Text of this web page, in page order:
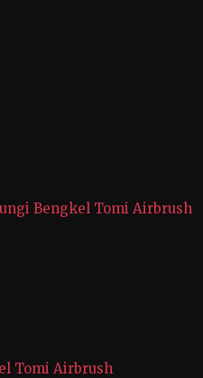
Bengkel Tomi Airbrush
Tomi Airbrush